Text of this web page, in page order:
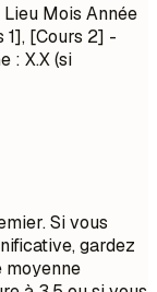
Mois Année
1], [Cours 2] -
: X.X (si
Si vous
gardez
moyenne